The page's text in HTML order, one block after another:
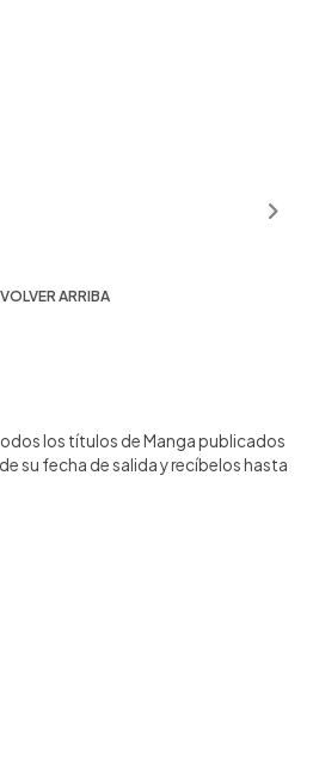
VOLVER ARRIBA
los títulos de Manga publicados
su fecha de salida y recíbelos hasta